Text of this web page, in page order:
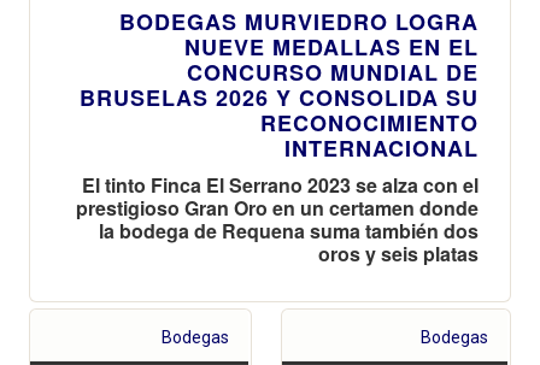
BODEGAS MURVIEDRO LOGRA
NUEVE MEDALLAS EN EL
CONCURSO MUNDIAL DE
BRUSELAS 2026 Y CONSOLIDA SU
RECONOCIMIENTO
INTERNACIONAL
El tinto Finca El Serrano 2023 se alza con el
prestigioso Gran Oro en un certamen donde
la bodega de Requena suma también dos
oros y seis platas
Bodegas Bodegas